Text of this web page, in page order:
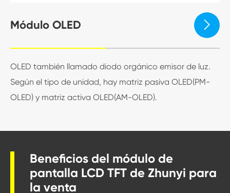
Módulo OLED 
OLED también llamado diodo orgánico emisor de luz.
Según el tipo de unidad, hay matriz pasiva OLED(PM-
OLED) y matriz activa OLED(AM-OLED).
Beneficios del módulo de
pantalla LCD TFT de Zhunyi para
la venta